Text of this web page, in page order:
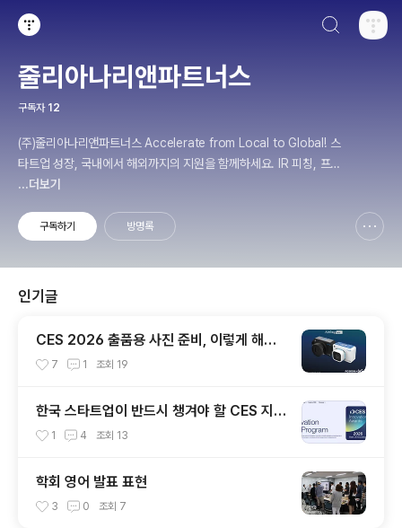
줄리아나리앤파트너스
구독자 12
(주)줄리아나리앤파트너스 Accelerate from Local to Global! 스
타트업 성장, 국내에서 해외까지의 지원을 함께하세요. IR 피칭, 프레
젠테이션, 해외진출, 마케팅, CES 컨설팅 전문 www.julianaleepar
...더보기
구독하기 방명록
인기글
CES 2026 출품용 사진 준비, 이렇게 해야
심사위원의 눈에 띕니다!
7 1 조회 19
한국 스타트업이 반드시 챙겨야 할 CES 지원
서 다듬기 9가지 팁
1 4 조회 13
학회 영어 발표 표현
3 0 조회 7